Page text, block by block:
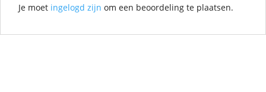
Je moet ingelogd zijn om een beoordeling te plaatsen.